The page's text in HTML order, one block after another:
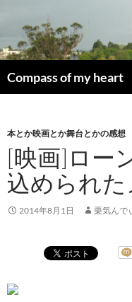
ン
ツ
へ
Compass of my heart
索
本とか映画とか舞台とかの感想
[映画]ロー
込められ
2014年8月1日 栗気んで